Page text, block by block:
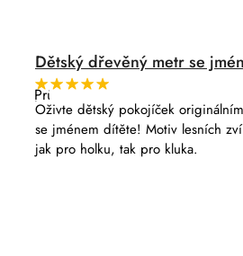
Dětský dřevěný metr se
Průměrné
hodnocení
produktu
je
5,0
z
Oživte dětský pokojíček
se jménem dítěte! Motiv lesních
jak pro holku, tak pro kluka.